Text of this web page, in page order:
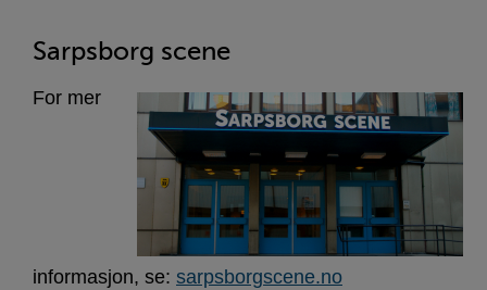
Sarpsborg scene
For mer
informasjon, se: sarpsborgscene.no